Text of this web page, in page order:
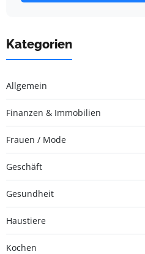
Kategorien
Allgemein
Finanzen & Immobilien
Frauen / Mode
Geschäft
Gesundheit
Haustiere
Kochen